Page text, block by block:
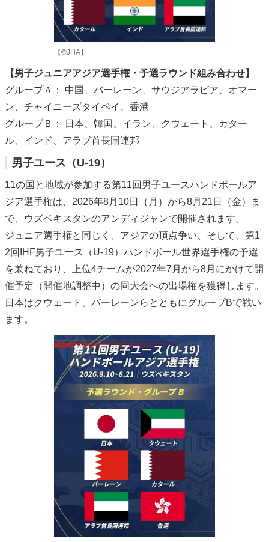
【©JHA】
【男子ジュニアアジア選手権・予選ラウンド組み合わせ】
グループＡ： 中国、バーレーン、サウジアラビア、オマー
ン、チャイニーズタイペイ、香港
グループＢ： 日本、韓国、イラン、クウェート、カター
ル、インド、アラブ首長国連邦
男子ユース（U-19）
11の国と地域が参加する第11回男子ユースハンドボールア
ジア選手権は、2026年8月10日（月）から8月21日（金）ま
で、ウズベキスタンのアンディジャンで開催されます。
ジュニア選手権と同じく、アジアの頂点争い、そして、第1
2回IHF男子ユース（U-19）ハンドボール世界選手権の予選
を兼ねており、上位4チームが2027年7月から8月にかけて開
催予定（開催地調整中）の同大会への出場権を獲得します。
日本はクウェート、バーレーンらとともにグループBで戦い
ます。